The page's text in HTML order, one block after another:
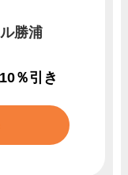
勝浦
％引き